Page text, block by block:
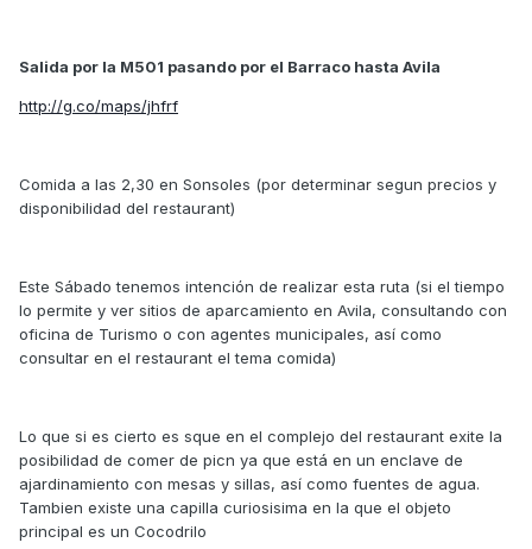
Salida por la M501 pasando por el Barraco hasta Avila
http://g.co/maps/jhfrf
Comida a las 2,30 en Sonsoles (por determinar segun precios y
disponibilidad del restaurant)
Este Sábado tenemos intención de realizar esta ruta (si el tiempo
lo permite y ver sitios de aparcamiento en Avila, consultando con
oficina de Turismo o con agentes municipales, así como
consultar en el restaurant el tema comida)
Lo que si es cierto es sque en el complejo del restaurant exite la
posibilidad de comer de picn ya que está en un enclave de
ajardinamiento con mesas y sillas, así como fuentes de agua.
Tambien existe una capilla curiosisima en la que el objeto
principal es un Cocodrilo